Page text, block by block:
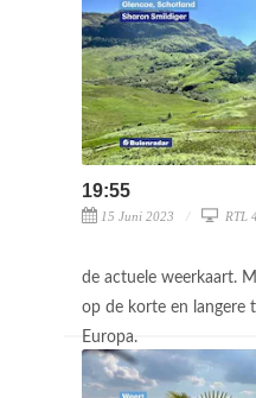
19:55
15 Juni 2023 RTL 4
de actuele weerkaart.
op de korte en langere
Europa.